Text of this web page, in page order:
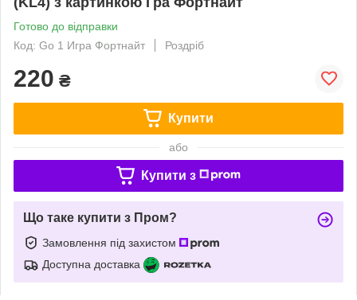
Готово до відправки
Код: Go 1 Игра Фортнайт
Роздріб
220 ₴
Купити
або
Купити з
Що таке купити з Пром?
Замовлення під захистом
Доступна доставка